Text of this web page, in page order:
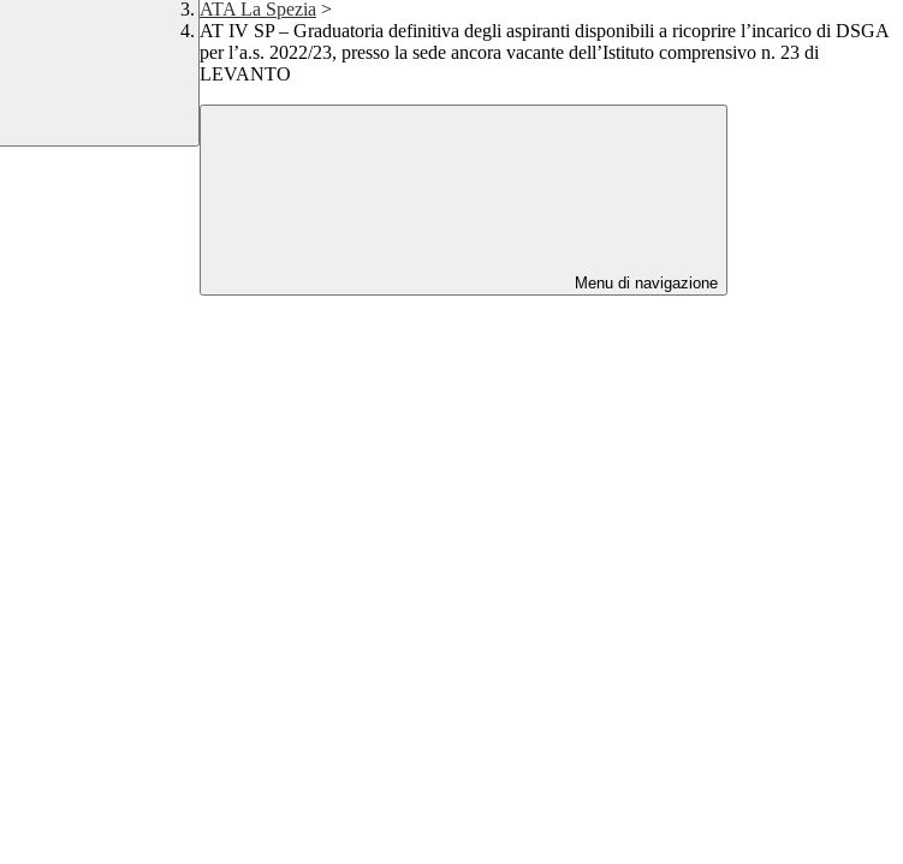
ATA La Spezia >
AT IV SP – Graduatoria definitiva degli aspiranti disponibili a ricoprire l’incarico di DSGA
per l’a.s. 2022/23, presso la sede ancora vacante dell’Istituto comprensivo n. 23 di
LEVANTO
Menu di navigazione